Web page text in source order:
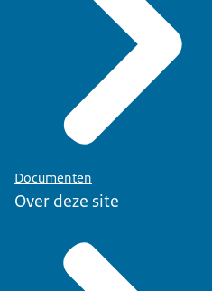
Documenten
Over deze site